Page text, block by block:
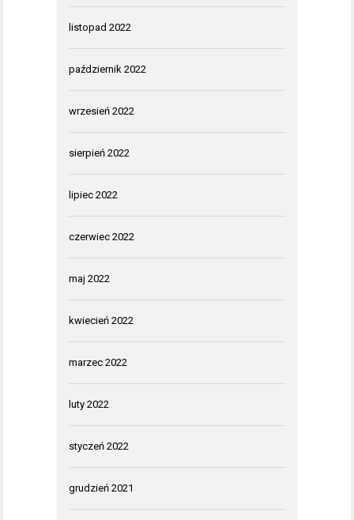
listopad 2022
październik 2022
wrzesień 2022
sierpień 2022
lipiec 2022
czerwiec 2022
maj 2022
kwiecień 2022
marzec 2022
luty 2022
styczeń 2022
grudzień 2021